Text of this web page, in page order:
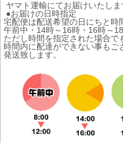
ヤマト運輸にてお届けいたしま
●お届けの日時指定
宅配便は配送希望の日にちと時
午前中・14時～16時・16時～
ただし時間を指定された場合
時間内に配達ができない事も
発送致します。